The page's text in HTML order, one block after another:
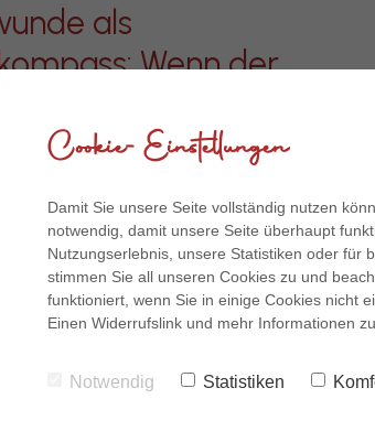
als
Wenn der
Stärke wird
saß ich in meinem Büro bei einer
Sicher. Gut bezahlt. Sogar
durfte junge ...
Cookie-Einstellungen
Damit Sie unsere Seite vollständig nutzen
notwendig, damit unsere Seite überhaupt
Nutzungserlebnis, unsere Statistiken oder für
stimmen Sie all unseren Cookies zu und
funktioniert, wenn Sie in einige Cookies nicht
Einen Widerrufslink und mehr Informationen
Notwendig Statistiken